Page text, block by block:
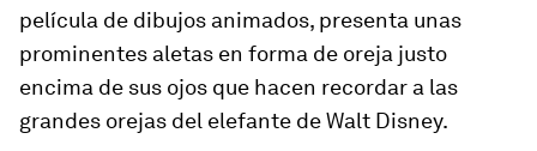
película de dibujos animados, presenta unas
prominentes aletas en forma de oreja justo
encima de sus ojos que hacen recordar a las
grandes orejas del elefante de Walt Disney.